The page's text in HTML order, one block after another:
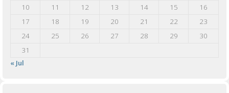
10
11 12 13 14 15
16
17
18 19 20 21 22
23
24
25 26 27 28 29
30
31
« Jul